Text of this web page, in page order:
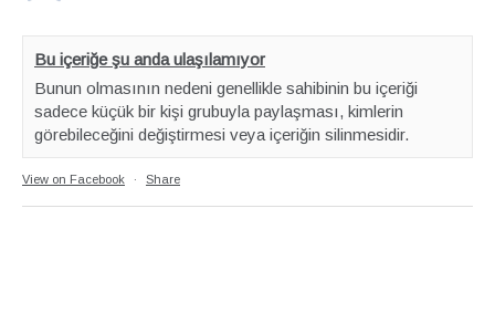
Bu içeriğe şu anda ulaşılamıyor
Bunun olmasının nedeni genellikle sahibinin bu içeriği
sadece küçük bir kişi grubuyla paylaşması, kimlerin
görebileceğini değiştirmesi veya içeriğin silinmesidir.
View on Facebook · Share